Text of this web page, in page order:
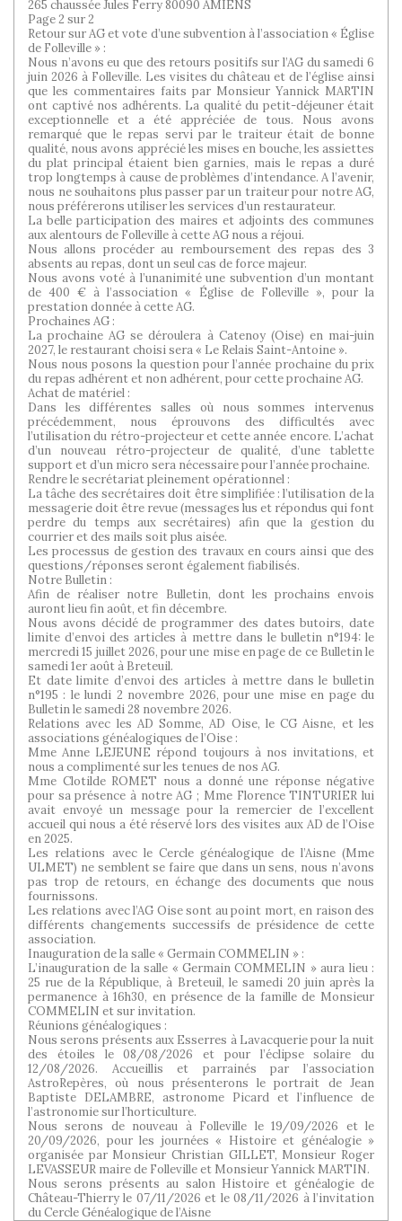
265 chaussée Jules Ferry 80090 AMIENS
Page 2 sur 2
Retour sur AG et vote d’une subvention à l’association « Église
de Folleville » :
Nous n’avons eu que des retours positifs sur l’AG du samedi 6
juin 2026 à Folleville. Les visites du château et de l’église ainsi
que les commentaires faits par Monsieur Yannick MARTIN
ont captivé nos adhérents. La qualité du petit-déjeuner était
exceptionnelle et a été appréciée de tous. Nous avons
remarqué que le repas servi par le traiteur était de bonne
qualité, nous avons apprécié les mises en bouche, les assiettes
du plat principal étaient bien garnies, mais le repas a duré
trop longtemps à cause de problèmes d’intendance. A l’avenir,
nous ne souhaitons plus passer par un traiteur pour notre AG,
nous préférerons utiliser les services d’un restaurateur.
La belle participation des maires et adjoints des communes
aux alentours de Folleville à cette AG nous a réjoui.
Nous allons procéder au remboursement des repas des 3
absents au repas, dont un seul cas de force majeur.
Nous avons voté à l’unanimité une subvention d’un montant
de 400 € à l’association « Église de Folleville », pour la
prestation donnée à cette AG.
Prochaines AG :
La prochaine AG se déroulera à Catenoy (Oise) en mai-juin
2027, le restaurant choisi sera « Le Relais Saint-Antoine ».
Nous nous posons la question pour l’année prochaine du prix
du repas adhérent et non adhérent, pour cette prochaine AG.
Achat de matériel :
Dans les différentes salles où nous sommes intervenus
précédemment, nous éprouvons des difficultés avec
l’utilisation du rétro-projecteur et cette année encore. L’achat
d’un nouveau rétro-projecteur de qualité, d’une tablette
support et d’un micro sera nécessaire pour l’année prochaine.
Rendre le secrétariat pleinement opérationnel :
La tâche des secrétaires doit être simplifiée : l’utilisation de la
messagerie doit être revue (messages lus et répondus qui font
perdre du temps aux secrétaires) afin que la gestion du
courrier et des mails soit plus aisée.
Les processus de gestion des travaux en cours ainsi que des
questions/réponses seront également fiabilisés.
Notre Bulletin :
Afin de réaliser notre Bulletin, dont les prochains envois
auront lieu fin août, et fin décembre.
Nous avons décidé de programmer des dates butoirs, date
limite d’envoi des articles à mettre dans le bulletin n°194: le
mercredi 15 juillet 2026, pour une mise en page de ce Bulletin le
samedi 1er août à Breteuil.
Et date limite d’envoi des articles à mettre dans le bulletin
n°195 : le lundi 2 novembre 2026, pour une mise en page du
Bulletin le samedi 28 novembre 2026.
Relations avec les AD Somme, AD Oise, le CG Aisne, et les
associations généalogiques de l’Oise :
Mme Anne LEJEUNE répond toujours à nos invitations, et
nous a complimenté sur les tenues de nos AG.
Mme Clotilde ROMET nous a donné une réponse négative
pour sa présence à notre AG ; Mme Florence TINTURIER lui
avait envoyé un message pour la remercier de l’excellent
accueil qui nous a été réservé lors des visites aux AD de l’Oise
en 2025.
Les relations avec le Cercle généalogique de l’Aisne (Mme
ULMET) ne semblent se faire que dans un sens, nous n’avons
pas trop de retours, en échange des documents que nous
fournissons.
Les relations avec l’AG Oise sont au point mort, en raison des
différents changements successifs de présidence de cette
association.
Inauguration de la salle « Germain COMMELIN » :
L’inauguration de la salle « Germain COMMELIN » aura lieu :
25 rue de la République, à Breteuil, le samedi 20 juin après la
permanence à 16h30, en présence de la famille de Monsieur
COMMELIN et sur invitation.
Réunions généalogiques :
Nous serons présents aux Esserres à Lavacquerie pour la nuit
des étoiles le 08/08/2026 et pour l’éclipse solaire du
12/08/2026. Accueillis et parrainés par l’association
AstroRepères, où nous présenterons le portrait de Jean
Baptiste DELAMBRE, astronome Picard et l’influence de
l’astronomie sur l’horticulture.
Nous serons de nouveau à Folleville le 19/09/2026 et le
20/09/2026, pour les journées « Histoire et généalogie »
organisée par Monsieur Christian GILLET, Monsieur Roger
LEVASSEUR maire de Folleville et Monsieur Yannick MARTIN.
Nous serons présents au salon Histoire et généalogie de
Château-Thierry le 07/11/2026 et le 08/11/2026 à l’invitation
du Cercle Généalogique de l’Aisne